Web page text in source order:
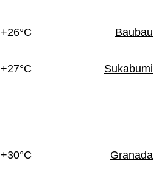
+26°C Baubau
+27°C Sukabumi
+30°C Granada